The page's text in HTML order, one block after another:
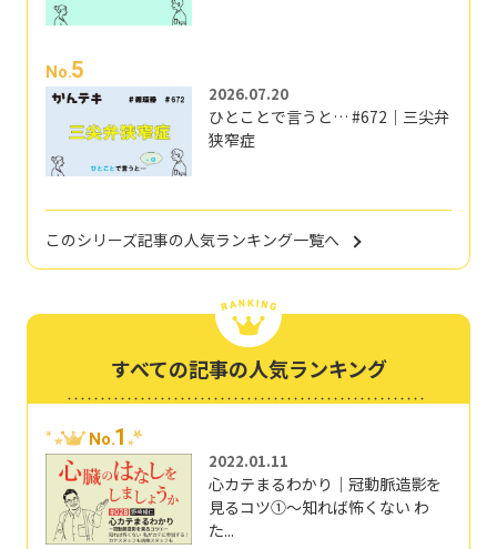
No.5
2026.07.20
ひとことで言うと… #672｜三尖弁
狭窄症
このシリーズ記事の人気ランキング一覧へ
すべての記事の人気ランキング
No.1
2022.01.11
心カテまるわかり｜冠動脈造影を
見るコツ①～知れば怖くない わ
た...